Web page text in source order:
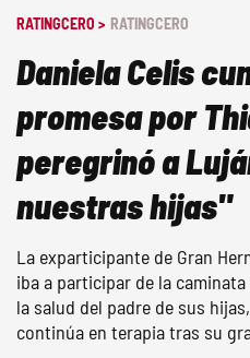
RATINGCERO > RATINGCERO
Daniela Celis
promesa por
peregrinó a
nuestras hijas"
La exparticipante de Gran
iba a participar de la
la salud del padre de sus
continúa en terapia tras su